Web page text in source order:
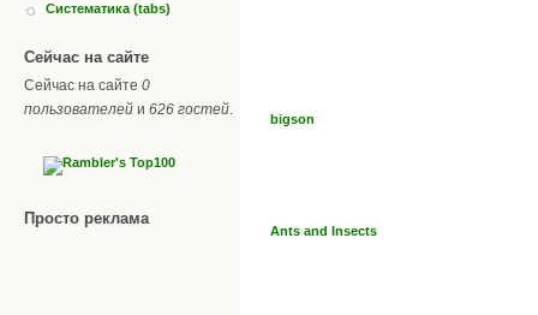
Систематика (tabs)
Сейчас на сайте
Сейчас на сайте 0
пользователей и 626 гостей
Просто реклама
bigson
Ants and Insects